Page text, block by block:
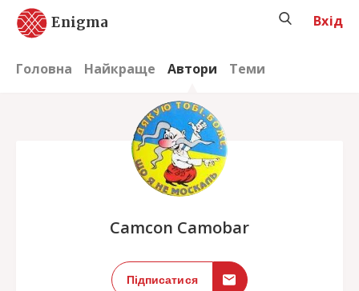
Enigma
Головна Найкраще Автори Теми
Вхід
Camcon Camobar
Підписатися